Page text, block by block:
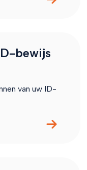
bewijs
van uw ID-